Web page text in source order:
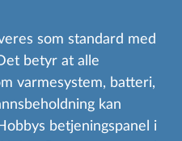
som standard med
betyr at alle
varmesystem, batteri,
kan
betjeningspanel i